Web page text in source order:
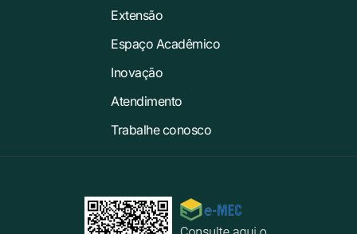
Extensão
Espaço Acadêmico
Inovação
Atendimento
Trabalhe conosco